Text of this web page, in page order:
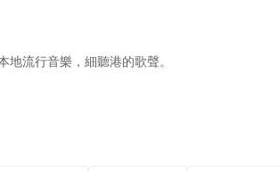
地流行音樂，細聽港的歌聲。